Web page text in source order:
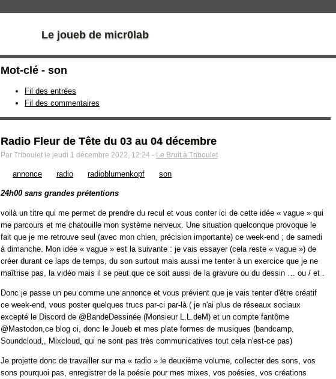
Le joueb de micr0lab
Mot-clé - son
Fil des entrées
Fil des commentaires
Radio Fleur de Tête du 03 au 04 décembre
Par Triboulet le jeudi 1 décembre 2022, 12:24 - Le Bruit à Triboulet
annonce radio radioblumenkopf son
24h00 sans grandes prétentions
voilà un titre qui me permet de prendre du recul et vous conter ici de cette idée « vague » qui
me parcours et me chatouille mon système nerveux. Une situation quelconque provoque le
fait que je me retrouve seul (avec mon chien, précision importante) ce week-end ; de samedi
à dimanche. Mon idée « vague » est la suivante : je vais essayer (cela reste « vague ») de
créer durant ce laps de temps, du son surtout mais aussi me tenter à un exercice que je ne
maîtrise pas, la vidéo mais il se peut que ce soit aussi de la gravure ou du dessin … ou / et .
Donc je passe un peu comme une annonce et vous prévient que je vais tenter d'être créatif
ce week-end, vous poster quelques trucs par-ci par-là ( je n'ai plus de réseaux sociaux
excepté le Discord de @BandeDessinée (Monsieur L.L.deM) et un compte fantôme
@Mastodon,ce blog ci, donc le Joueb et mes plate formes de musiques (bandcamp,
Soundcloud,, Mixcloud, qui ne sont pas très communicatives tout cela n'est-ce pas)
Je projette donc de travailler sur ma « radio » le deuxième volume, collecter des sons, vos
sons pourquoi pas, enregistrer de la poésie pour mes mixes, vos poésies, vos créations